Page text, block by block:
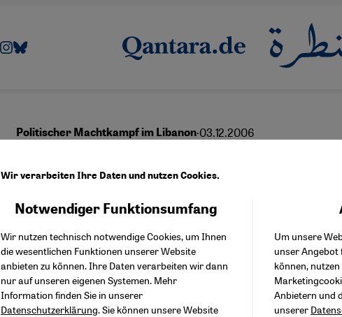
Politischer Machtkampf im Libanon·03.12.2006
Dialog in der Sackgasse
Deutsch
Wir verarbeiten Ihre Daten und nutzen Cookies.
Notwendiger Funktionsumfang
Wir nutzen technisch notwendige Cookies, um Ihnen
die wesentlichen Funktionen unserer Website
anbieten zu können. Ihre Daten verarbeiten wir dann
nur auf unseren eigenen Systemen. Mehr
Information finden Sie in unserer
Datenschutzerklärung. Sie können unsere Website
Um unsere
unser Angebot
können,
Anbietern und
unserer
Facebook
Twitter
Instagram
Youtube
Google